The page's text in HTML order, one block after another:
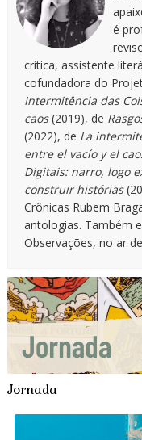
é
crítica, assistente
cofundadora do
Intermitência das
caos(2019), de
(2022), de La
entre el vacío y el
Digitais: narro, logo
construir histórias
Crônicas Rubem
antologias. Também
Observações, no ar
Jornada